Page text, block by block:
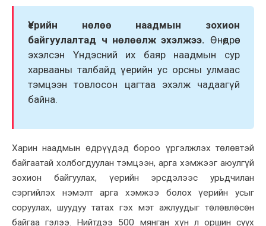
Үерийн нөлөө наадмын зохион
байгуулалтад ч нөлөөлж эхэлжээ. Өнөөдрөөс
эхэлсэн Үндэсний их баяр наадмын сур
харвааны талбайд үерийн ус орсны улмаас
тэмцээн товлосон цагтаа эхэлж чадаагүй
байна.
Харин наадмын өдрүүдэд бороо үргэлжлэх төлөвтэй
байгаатай холбогдуулан тэмцээн, арга хэмжээг аюулгүй
зохион байгуулах, үерийн эрсдэлээс урьдчилан
сэргийлэх нэмэлт арга хэмжээ болох үерийн усыг
соруулах, шуудуу татах гэх мэт ажлуудыг төлөвлөсөн
байгаа гэлээ. Нийтдээ 500 мянган хүн л оршин суух